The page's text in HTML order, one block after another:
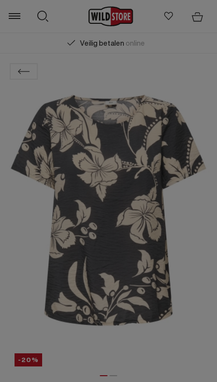
Veilig betalenonline
Zoeken
-20%